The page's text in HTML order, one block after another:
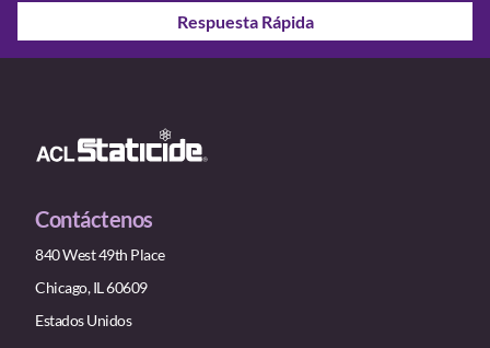
Respuesta Rápida
Contáctenos
840 West 49th Place
Chicago, IL 60609
Estados Unidos